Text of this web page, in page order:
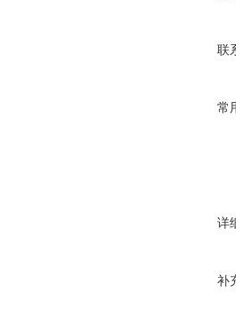
联
常
详
补